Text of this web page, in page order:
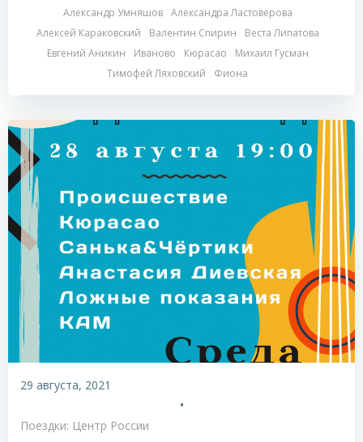
Александр Умняшов
Александра Ластоверова
Алексей Караковский
Валентин Спирин
Веста Липатова
Евгений Аникин
Иваново Кюрасао
Михаил Гусман
Тимофей Ляховский
Фиона
29 августа, 2021
•
Поездки: Центр России